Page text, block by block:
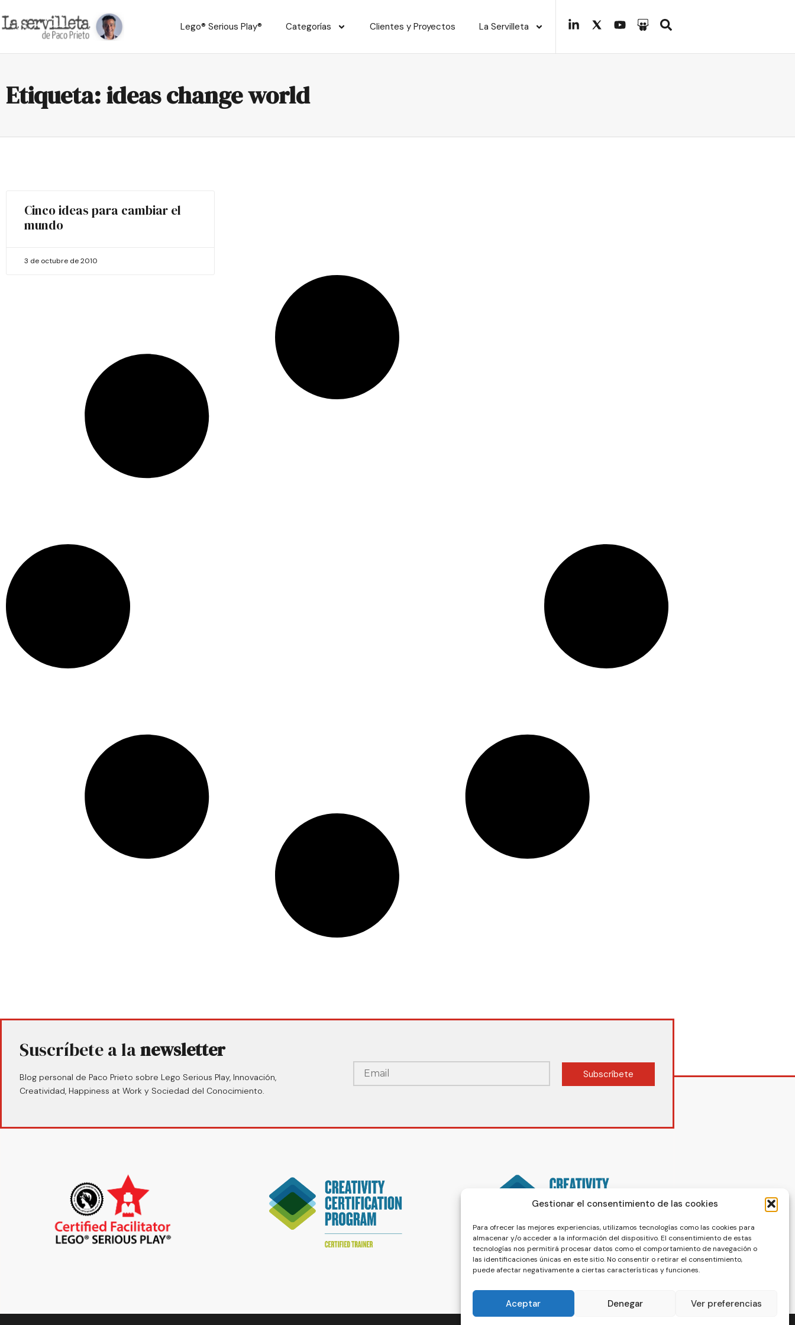
Gestionar el consentimiento de las cookies
Para ofrecer las mejores experiencias, utilizamos tecnologías como las cookies para
almacenar y/o acceder a la información del dispositivo. El consentimiento de estas
tecnologías nos permitirá procesar datos como el comportamiento de navegación o
las identificaciones únicas en este sitio. No consentir o retirar el consentimiento,
puede afectar negativamente a ciertas características y funciones.
Aceptar Denegar Ver preferencias
Lego® Serious Play® Categorías Clientes y Proyectos La Servilleta
Etiqueta: ideas change world
Cinco ideas para cambiar el
mundo
3 de octubre de 2010
Suscríbete a lanewsletter
Blog personal de Paco Prieto sobre Lego Serious Play, Innovación,
Creatividad, Happiness at Work y Sociedad del Conocimiento.
Subscríbete